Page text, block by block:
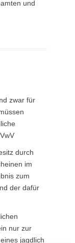
und
zwar für
durch
im
zum
der dafür
nur zur
jagdlich